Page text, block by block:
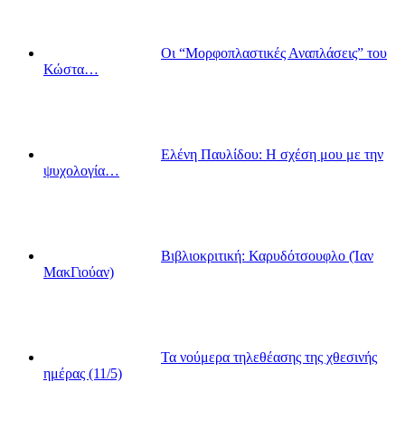
Οι “Μορφοπλαστικές Αναπλάσεις” του
Κώστα…
Ελένη Παυλίδου: Η σχέση μου με την
ψυχολογία…
Βιβλιοκριτική: Καρυδότσουφλο (Ίαν
ΜακΓιούαν)
Τα νούμερα τηλεθέασης της χθεσινής
ημέρας (11/5)